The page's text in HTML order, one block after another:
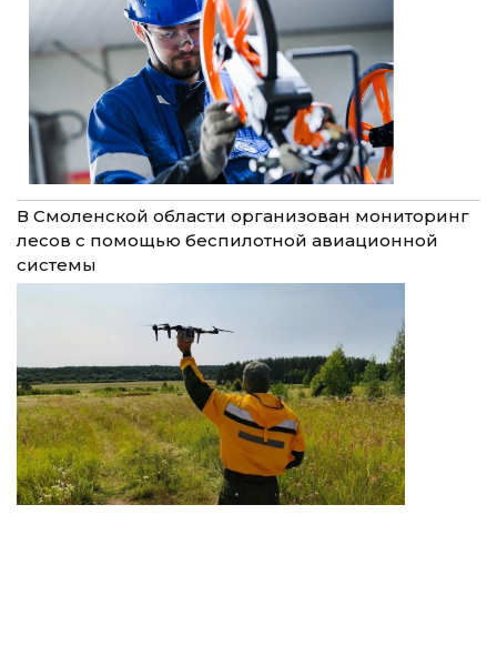
В Смоленской области организован мониторинг
лесов с помощью беспилотной авиационной
системы